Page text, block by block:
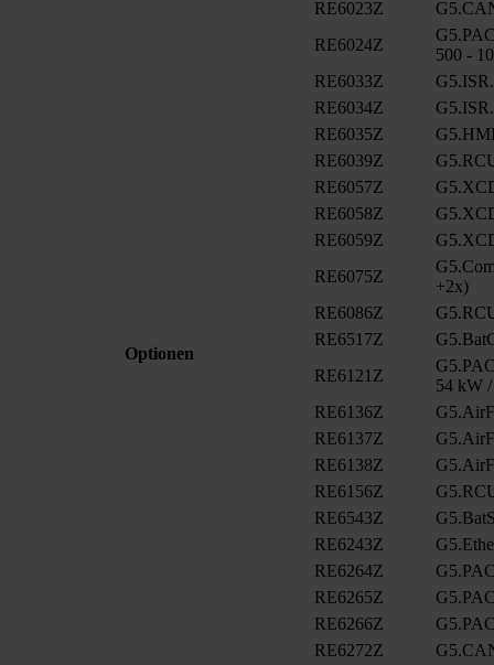
Optionen
RE6023Z
RE6024Z
500 -
RE6033Z
RE6034Z
RE6035Z
RE6039Z
RE6057Z
RE6058Z
RE6059Z
RE6075Z
+2x)
RE6086Z
RE6517Z
RE6121Z
54 kW
RE6136Z
RE6137Z
RE6138Z
RE6156Z
RE6543Z
RE6243Z
RE6264Z
RE6265Z
RE6266Z
RE6272Z